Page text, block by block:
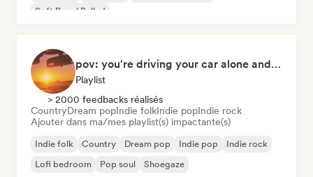
Soft Pop / Ballad
pov: you're driving your car alone and it's golden hour
Playlist
> 2000 feedbacks réalisés
CountryDream popIndie folkIndie popIndie rock
Ajouter dans ma/mes playlist(s) impactante(s)
Indie folk Country Dream pop Indie pop
Indie rock
Lofi bedroom
Pop soul Shoegaze